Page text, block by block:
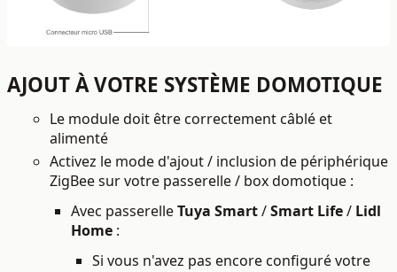
AJOUT À VOTRE SYSTÈME DOMOTIQUE
Le module doit être correctement câblé et
alimenté
Activez le mode d'ajout / inclusion de périphérique
ZigBee sur votre passerelle / box domotique :
Avec passerelleTuya Smart/Smart Life/ Lidl
Home :
Si vous n'avez pas encore configuré votre